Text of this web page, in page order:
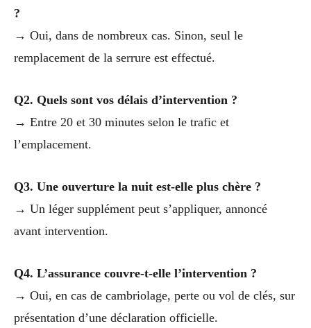
?
→ Oui, dans de nombreux cas. Sinon, seul le
remplacement de la serrure est effectué.
Q2. Quels sont vos délais d’intervention ?
→ Entre 20 et 30 minutes selon le trafic et
l’emplacement.
Q3. Une ouverture la nuit est-elle plus chère ?
→ Un léger supplément peut s’appliquer, annoncé
avant intervention.
Q4. L’assurance couvre-t-elle l’intervention ?
→ Oui, en cas de cambriolage, perte ou vol de clés, sur
présentation d’une déclaration officielle.